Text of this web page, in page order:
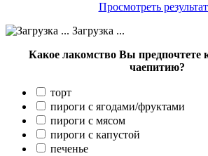
Просмотреть
Загрузка ...
Какое лакомство Вы предпочтете
чаепитию?
торт
пироги с ягодами/фруктами
пироги с мясом
пироги с капустой
печенье